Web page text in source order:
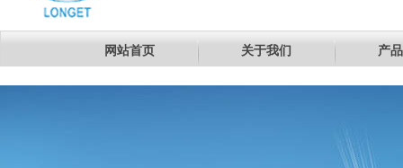
网站首页 关于我们 产